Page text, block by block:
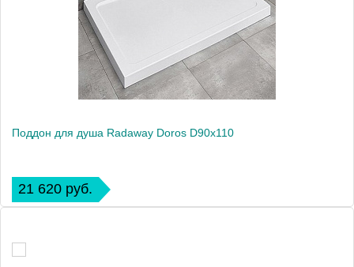
Поддон для душа Radaway Doros D90x110
21 620 руб.